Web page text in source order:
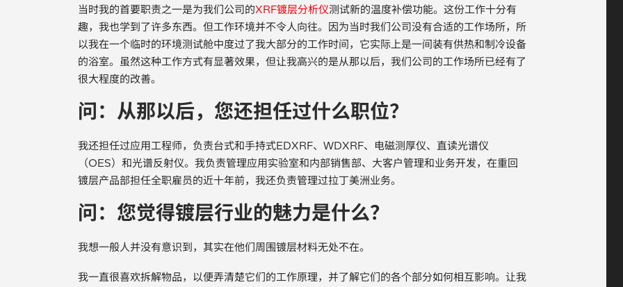
当时我的首要职责之一是为我们公司的XRF镀层分析仪测试新的温度补偿功能。这份工作十分有
趣，我也学到了许多东西。但工作环境并不令人向往。因为当时我们公司没有合适的工作场所，所
以我在一个临时的环境测试舱中度过了我大部分的工作时间，它实际上是一间装有供热和制冷设备
的浴室。虽然这种工作方式有显著效果，但让我高兴的是从那以后，我们公司的工作场所已经有了
很大程度的改善。
问：从那以后，您还担任过什么职位？
我还担任过应用工程师，负责台式和手持式EDXRF、WDXRF、电磁测厚仪、直读光谱仪
（OES）和光谱反射仪。我负责管理应用实验室和内部销售部、大客户管理和业务开发，在重回
镀层产品部担任全职雇员的近十年前，我还负责管理过拉丁美洲业务。
问：您觉得镀层行业的魅力是什么？
我想一般人并没有意识到，其实在他们周围镀层材料无处不在。
我一直很喜欢拆解物品，以便弄清楚它们的工作原理，并了解它们的各个部分如何相互影响。让我